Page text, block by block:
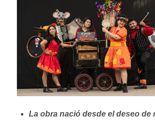
La obra nació desde el deseo de